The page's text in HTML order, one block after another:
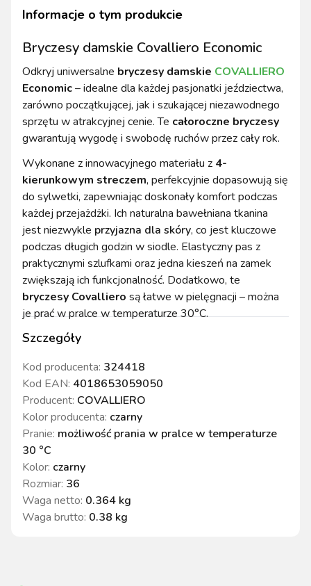
Szczegóły
Kod producenta: 324418
Kod EAN: 4018653059050
Producent: COVALLIERO
Kolor producenta: czarny
Pranie: możliwość prania w pralce w temperaturze
30 °C
Kolor: czarny
Rozmiar: 36
Waga netto: 0.364 kg
Waga brutto: 0.38 kg
Informacje o tym produkcie
Bryczesy damskie Covalliero Economic
Odkryj uniwersalne bryczesy damskie COVALLIERO
Economic– idealne dla każdej pasjonatki jeździectwa,
zarówno początkującej, jak i szukającej niezawodnego
sprzętu w atrakcyjnej cenie. Te całoroczne bryczesy
gwarantują wygodę i swobodę ruchów przez cały rok.
Wykonane z innowacyjnego materiału z 4-
kierunkowym streczem, perfekcyjnie dopasowują się
do sylwetki, zapewniając doskonały komfort podczas
każdej przejażdżki. Ich naturalna bawełniana tkanina
jest niezwykle przyjazna dla skóry, co jest kluczowe
podczas długich godzin w siodle. Elastyczny pas z
praktycznymi szlufkami oraz jedna kieszeń na zamek
zwiększają ich funkcjonalność. Dodatkowo, te
bryczesy Covalliero są łatwe w pielęgnacji – można
je prać w pralce w temperaturze 30°C.